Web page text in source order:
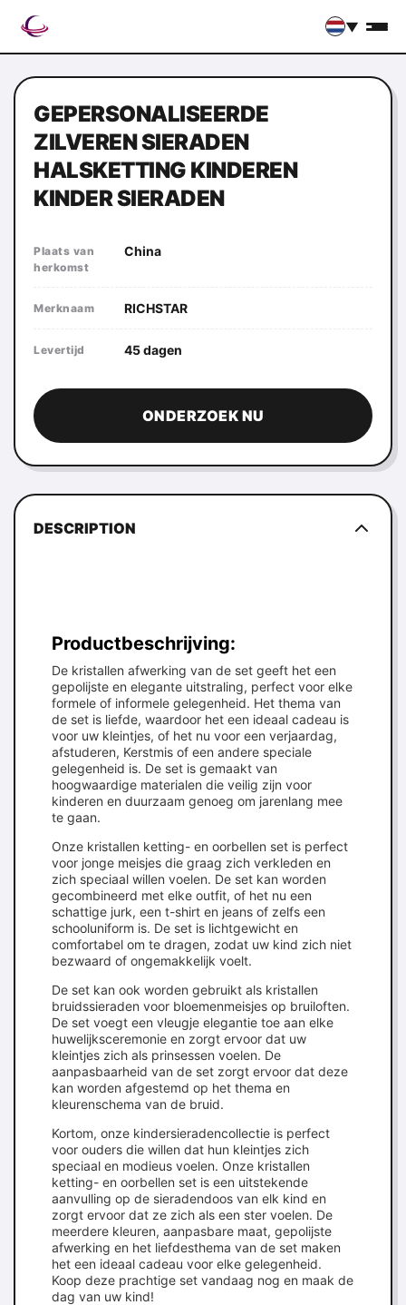
▼
GEPERSONALISEERDE
ZILVEREN SIERADEN
HALSKETTING KINDEREN
KINDER SIERADEN
Plaats van
herkomst
China
Merknaam RICHSTAR
Levertijd 45 dagen
ONDERZOEK NU
DESCRIPTION
Productbeschrijving:
De kristallen afwerking van de set geeft het een
gepolijste en elegante uitstraling, perfect voor elke
formele of informele gelegenheid. Het thema van
de set is liefde, waardoor het een ideaal cadeau is
voor uw kleintjes, of het nu voor een verjaardag,
afstuderen, Kerstmis of een andere speciale
gelegenheid is. De set is gemaakt van
hoogwaardige materialen die veilig zijn voor
kinderen en duurzaam genoeg om jarenlang mee
te gaan.
Onze kristallen ketting- en oorbellen set is perfect
voor jonge meisjes die graag zich verkleden en
zich speciaal willen voelen. De set kan worden
gecombineerd met elke outfit, of het nu een
schattige jurk, een t-shirt en jeans of zelfs een
schooluniform is. De set is lichtgewicht en
comfortabel om te dragen, zodat uw kind zich niet
bezwaard of ongemakkelijk voelt.
De set kan ook worden gebruikt als kristallen
bruidssieraden voor bloemenmeisjes op bruiloften.
De set voegt een vleugje elegantie toe aan elke
huwelijksceremonie en zorgt ervoor dat uw
kleintjes zich als prinsessen voelen. De
aanpasbaarheid van de set zorgt ervoor dat deze
kan worden afgestemd op het thema en
kleurenschema van de bruid.
Kortom, onze kindersieradencollectie is perfect
voor ouders die willen dat hun kleintjes zich
speciaal en modieus voelen. Onze kristallen
ketting- en oorbellen set is een uitstekende
aanvulling op de sieradendoos van elk kind en
zorgt ervoor dat ze zich als een ster voelen. De
meerdere kleuren, aanpasbare maat, gepolijste
afwerking en het liefdesthema van de set maken
het een ideaal cadeau voor elke gelegenheid.
Koop deze prachtige set vandaag nog en maak de
dag van uw kind!